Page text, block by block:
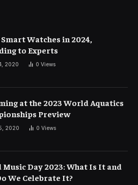
Smart Watches in 2024,
to Experts
2020 0 Views
at the 2023 World Aquatics
Championships Preview
2020 0 Views
Day 2023: What Is It and
We Celebrate It?